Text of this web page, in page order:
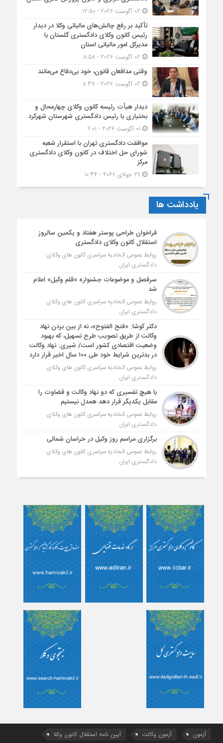
تأکید بر رفع چالش‌های مالیاتی وکلا در دیدار
رئیس کانون وکلای دادگستری گلستان با
مدیرکل امور مالیاتی استان
وقتی مدافعان قانون، خود بی‌دفاع می‌مانند
دیدار هیأت رئیسه کانون وکلای چهارمحال و
بختیاری با رئیس دادگستری شهرستان شهرکرد
موافقت دادگستری تهران با استقرار شعبه
شورای حل اختلاف در کانون وکلای دادگستری
مرکز
یادداشت ها
فراخوان طراحی پوستر هفتاد و یکمین سالروز
استقلال کانون وکلای دادگستری
روابط عمومی اتحادیه سراسری کانون های وکلای
دادگستری ایران
سرفصل و موضوعات جشنواره «قلم وکیل» اعلام
شد
روابط عمومی اتحادیه سراسری کانون های وکلای
دادگستری ایران
دکتر کوشا: «فتح الفتوح»، نه از بین بردن نهاد
وکالت از طریق تصویب طرح تسهیل، که بهبود
وضعیت اقتصادی کشور است/ شیری: نهاد وکالت
در بدترین شرایط خود طی ۱۰۰ سال اخیر قرار دارد
روابط عمومی اتحادیه سراسری کانون های وکلای
دادگستری ایران
با هیچ تفسیری که دو نهاد وکالت و قضاوت را
مقابل یکدیگر قرار دهد همدل نیستیم
روابط عمومی اتحادیه سراسری کانون های وکلای
دادگستری ایران
برگزاری مراسم روز وکیل در خراسان شمالی
روابط عمومی اتحادیه سراسری کانون های وکلای
دادگستری ایران
آزمون آزمون وکالت
آیین ‌نامه استقلال کانون وکلا